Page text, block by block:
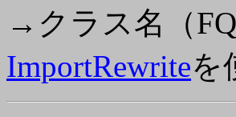
→クラス名（
ImportRewriteを